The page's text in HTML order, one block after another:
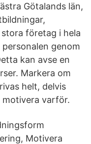
Götalands län,
företag i hela
genom
kan avse en
Markera om
helt, delvis
motivera varför.
Motivera